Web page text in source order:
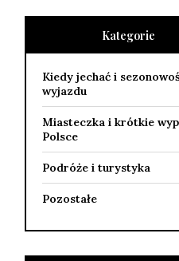
Kategorie
Kiedy jechać i
wyjazdu
Miasteczka i krótkie
Polsce
Podróże i turystyka
Pozostałe